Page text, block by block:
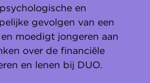
en
gevolgen van een
moedigt jongeren aan
over de financiële
en lenen bij DUO.